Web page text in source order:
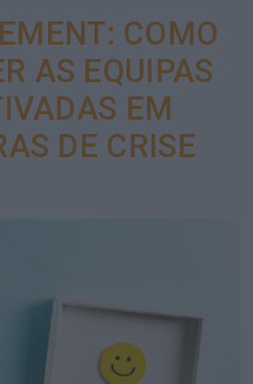
COMO
AS EQUIPAS
EM
DE CRISE